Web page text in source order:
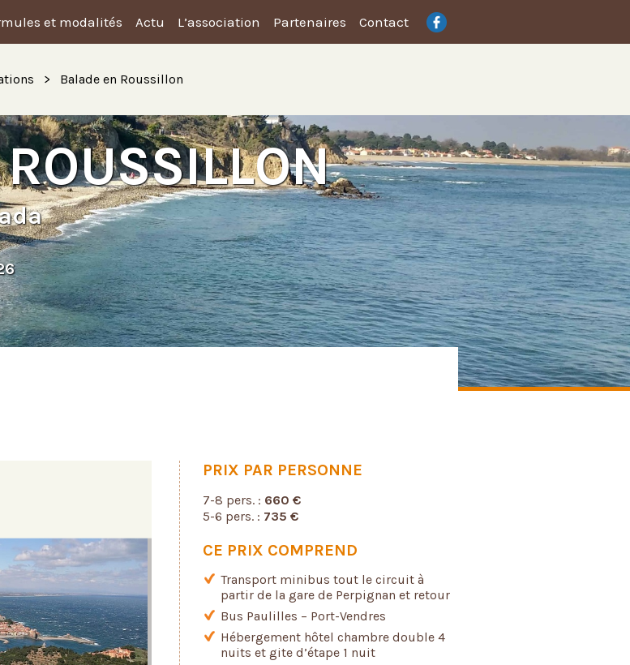
et modalités Actu L’association Partenaires Contact
Balade en Roussillon
PRIX PAR PERSONNE
7-8 pers. : 660 €
5-6 pers. : 735 €
CE PRIX COMPREND
Transport minibus tout le circuit à
partir de la gare de Perpignan et retour
Bus Paulilles – Port-Vendres
Hébergement hôtel chambre double 4
nuits et gite d’étape 1 nuit